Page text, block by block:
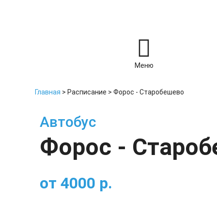
Меню
Главная > Расписание > Форос - Старобешево
Автобус
Форос -
от 4000 р.